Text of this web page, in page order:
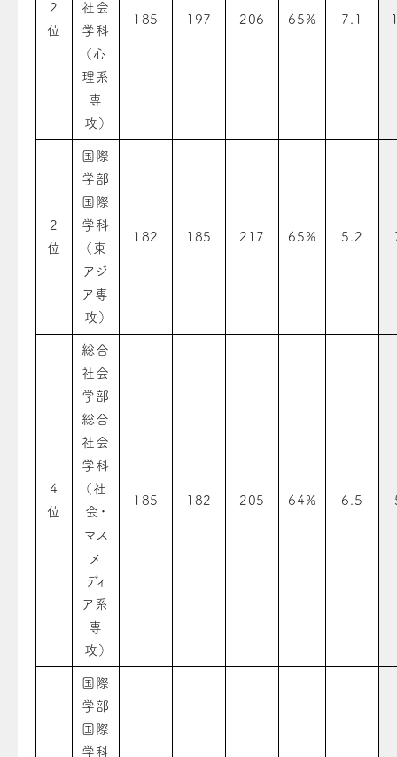
2
位
社会
学科
（心
理系
専
攻）
185 197 206 65% 7.1
2
位
国際
学部
国際
学科
（東
アジ
ア専
攻）
182 185 217 65% 5.2
4
位
総合
社会
学部
総合
社会
学科
（社
会・
マス
メ
ディ
ア系
専
攻）
185 182 205 64% 6.5
国際
学部
国際
学科